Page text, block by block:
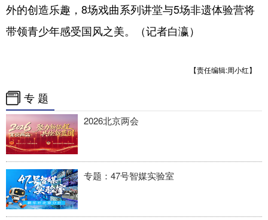
多语种频道
English Español Français
한국어
Deutsch
外的创造乐趣，8场戏曲系列讲堂与5场非遗体验营将
带领青少年感受国风之美。（记者白瀛）
【责任编辑:周小红】
专 题
2026北京两会
专题：47号智媒实验室